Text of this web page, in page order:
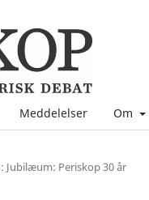
Meddelelser Om
Jubilæum: Periskop 30 år